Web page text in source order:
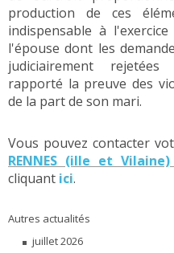
production de ces
indispensable à
l'épouse dont les
judiciairement
rapporté la preuve des
de la part de son mari.
Vous pouvez contacter
RENNES (ille et
cliquant ici.
Autres actualités
juillet 2026